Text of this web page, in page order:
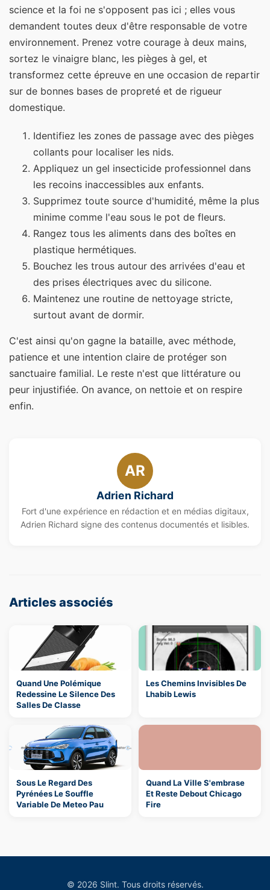
science et la foi ne s'opposent pas ici ; elles vous
demandent toutes deux d'être responsable de votre
environnement. Prenez votre courage à deux mains,
sortez le vinaigre blanc, les pièges à gel, et
transformez cette épreuve en une occasion de repartir
sur de bonnes bases de propreté et de rigueur
domestique.
Identifiez les zones de passage avec des pièges
collants pour localiser les nids.
Appliquez un gel insecticide professionnel dans
les recoins inaccessibles aux enfants.
Supprimez toute source d'humidité, même la plus
minime comme l'eau sous le pot de fleurs.
Rangez tous les aliments dans des boîtes en
plastique hermétiques.
Bouchez les trous autour des arrivées d'eau et
des prises électriques avec du silicone.
Maintenez une routine de nettoyage stricte,
surtout avant de dormir.
C'est ainsi qu'on gagne la bataille, avec méthode,
patience et une intention claire de protéger son
sanctuaire familial. Le reste n'est que littérature ou
peur injustifiée. On avance, on nettoie et on respire
enfin.
AR
Adrien Richard
Fort d'une expérience en rédaction et en médias digitaux,
Adrien Richard signe des contenus documentés et lisibles.
Articles associés
Quand Une Polémique
Redessine Le Silence Des
Salles De Classe
Les Chemins Invisibles De
Lhabib Lewis
Sous Le Regard Des
Pyrénées Le Souffle
Variable De Meteo Pau
Quand La Ville S'embrase
Et Reste Debout Chicago
Fire
© 2026 Slint. Tous droits réservés.